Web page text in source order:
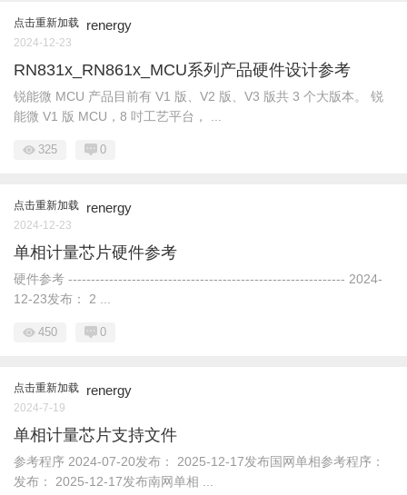
点击重新加载 renergy
2024-12-23
RN831x_RN861x_MCU系列产品硬件设计参考
锐能微 MCU 产品目前有 V1 版、V2 版、V3 版共 3 个大版本。 锐
能微 V1 版 MCU，8 吋工艺平台， ...
325 0
点击重新加载 renergy
2024-12-23
单相计量芯片硬件参考
硬件参考 ------------------------------------------------------------- 2024-
12-23发布： 2 ...
450 0
点击重新加载 renergy
2024-7-19
单相计量芯片支持文件
参考程序 2024-07-20发布： 2025-12-17发布国网单相参考程序：
发布： 2025-12-17发布南网单相 ...